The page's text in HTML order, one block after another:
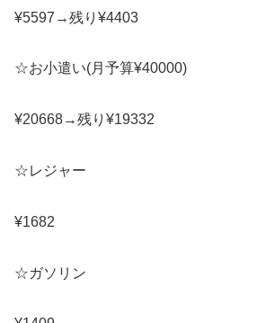
¥5597→残り¥4403
☆お小遣い(月予算¥40000)
¥20668→残り¥19332
☆レジャー
¥1682
☆ガソリン